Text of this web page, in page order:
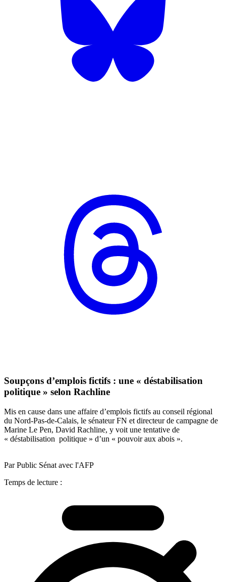
Soupçons d’emplois fictifs : une « déstabilisation
politique » selon Rachline
Mis en cause dans une affaire d’emplois fictifs au conseil régional
du Nord-Pas-de-Calais, le sénateur FN et directeur de campagne de
Marine Le Pen, David Rachline, y voit une tentative de
« déstabilisation politique » d’un « pouvoir aux abois ».
Par Public Sénat avec l'AFP
Temps de lecture :